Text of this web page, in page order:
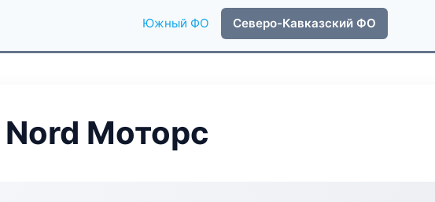
Южный ФО Северо-Кавказский ФО
Моторс